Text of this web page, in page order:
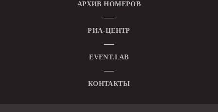
АРХИВ НОМЕРОВ
РИА-ЦЕНТР
EVENT.LAB
КОНТАКТЫ